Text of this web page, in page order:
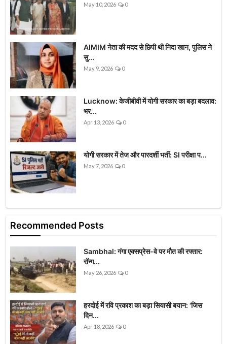
May 10, 2026 0
AIMIM नेता की मदद से छिपी थी निदा खान, पुलिस ने
सु...
May 9, 2026 0
Lucknow: केजीबीवी में योगी सरकार का बड़ा बदलाव:
भर...
Apr 13, 2026 0
योगी सरकार में तेज और पारदर्शी भर्ती: SI परीक्षा प...
May 7, 2026 0
Recommended Posts
Sambhal: गंगा एक्सप्रेस-वे पर मौत की रफ्तार:
रॉन्ग...
May 26, 2026 0
हरदोई में रवि प्रकाश का बड़ा सियासी बयान: 'जिस
दिन...
Apr 18, 2026 0